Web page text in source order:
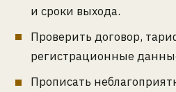
и сроки выхода.
Проверить договор,
регистрационные
Прописать